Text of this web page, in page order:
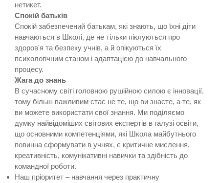
нетикет.
Спокій батьків
Cпокій забезпечений батькам, які знають, що їхні діти
навчаються в Школі, де не тільки піклуються про
здоров'я та безпеку учнів, а й опікуються їх
психологічним станом і адаптацією до навчального
процесу.
Жага до знань
В сучасному світі головною рушійною силою є інновації,
тому більш важливим стає не те, що ви знаєте, а те, як
ви можете використати свої знання. Ми поділяємо
думку найвідоміших світових експертів в галузі освіти,
що основними компетенціями, які Школа майбутнього
повинна сформувати в учнях, є критичне мислення,
креативність, комунікативні навички та здібність до
командної роботи.
Наш пріоритет – навчання через практичну